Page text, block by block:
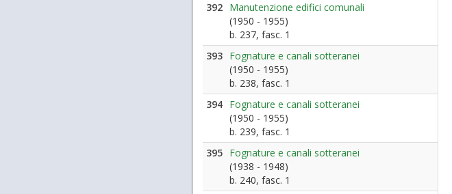
392 Manutenzione edifici comunali
(1950 - 1955)
b. 237, fasc. 1
393 Fognature e canali sotteranei
(1950 - 1955)
b. 238, fasc. 1
394 Fognature e canali sotteranei
(1950 - 1955)
b. 239, fasc. 1
395 Fognature e canali sotteranei
(1938 - 1948)
b. 240, fasc. 1